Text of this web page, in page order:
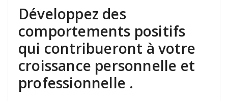
Développez des
comportements positifs
qui contribueront à votre
croissance personnelle et
professionnelle .